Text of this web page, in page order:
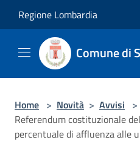
Regione Lombardia
Comune di
Home > Novità > Avvisi >
Referendum costituzionale
percentuale di affluenza alle